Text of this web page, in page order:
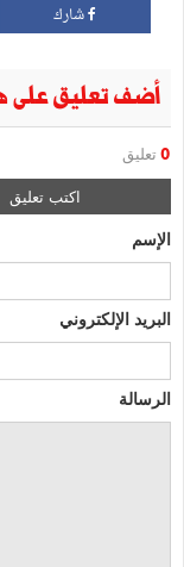
شارك
أضف تعليق على
0 تعليق
اكتب تعليق
الإسم
البريد الإلكتروني
الرسالة